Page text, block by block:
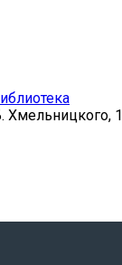
Хмельницкого, 1